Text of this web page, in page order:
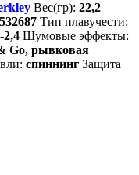
Вес(гр): 22,2
Тип плавучести:
2,4 Шумовые эффекты:
Go, рывковая
спиннинг Защита